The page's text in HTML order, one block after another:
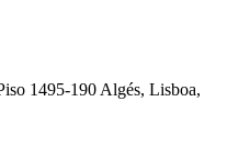
1495-190 Algés, Lisboa,